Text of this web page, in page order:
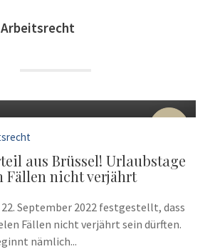
22
aus Brüssel! Urlaubstage
Fällen nicht verjährt
22. September 2022 festgestellt, dass
Fällen nicht verjährt sein dürften.
nämlich...